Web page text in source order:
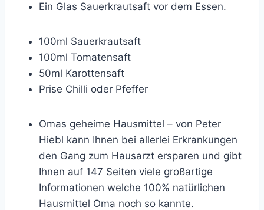
Ein Glas Sauerkrautsaft vor dem Essen.
100ml Sauerkrautsaft
100ml Tomatensaft
50ml Karottensaft
Prise Chilli oder Pfeffer
Omas geheime Hausmittel – von Peter
Hiebl kann Ihnen bei allerlei Erkrankungen
den Gang zum Hausarzt ersparen und gibt
Ihnen auf 147 Seiten viele großartige
Informationen welche 100% natürlichen
Hausmittel Oma noch so kannte.